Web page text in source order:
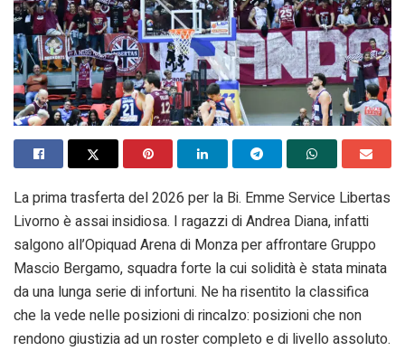
La prima trasferta del 2026 per la Bi. Emme Service Libertas
Livorno è assai insidiosa. I ragazzi di Andrea Diana, infatti
salgono all’Opiquad Arena di Monza per affrontare Gruppo
Mascio Bergamo, squadra forte la cui solidità è stata minata
da una lunga serie di infortuni. Ne ha risentito la classifica
che la vede nelle posizioni di rincalzo: posizioni che non
rendono giustizia ad un roster completo e di livello assoluto.